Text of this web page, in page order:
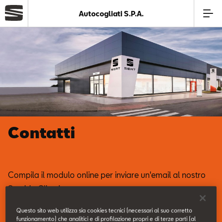
Azienda
Offerte
Service
Autocogliati S.P.A.
Contatti
Compila il modulo online per inviare un'email al nostro
Servizio Clienti.
Questo sito web utilizza sia cookies tecnici (necessari al suo corretto
funzionamento) che analitici e di profilazione propri e di terze parti (al